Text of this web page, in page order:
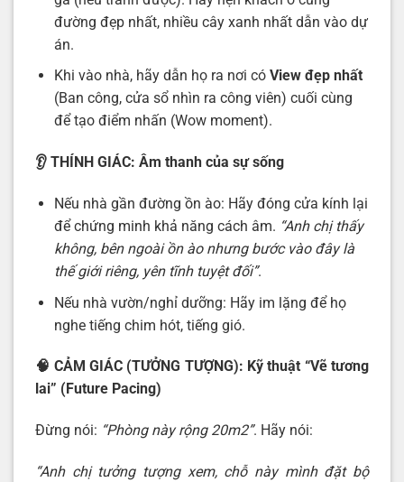
đường đẹp nhất, nhiều cây xanh nhất dẫn vào dự
án.
Khi vào nhà, hãy dẫn họ ra nơi có View đẹp nhất
(Ban công, cửa sổ nhìn ra công viên) cuối cùng
để tạo điểm nhấn (Wow moment).
👂 THÍNH GIÁC: Âm thanh của sự sống
Nếu nhà gần đường ồn ào: Hãy đóng cửa kính lại
để chứng minh khả năng cách âm. “Anh chị thấy
không, bên ngoài ồn ào nhưng bước vào đây là
thế giới riêng, yên tĩnh tuyệt đối”.
Nếu nhà vườn/nghỉ dưỡng: Hãy im lặng để họ
nghe tiếng chim hót, tiếng gió.
🧠 CẢM GIÁC (TƯỞNG TƯỢNG): Kỹ thuật “Vẽ tương
lai” (Future Pacing)
Đừng nói: “Phòng này rộng 20m2”. Hãy nói:
“Anh chị tưởng tượng xem, chỗ này mình đặt bộ